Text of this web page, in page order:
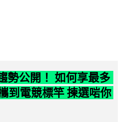
勢公開！ 如何享最多
到電競標竿 揀選啱你